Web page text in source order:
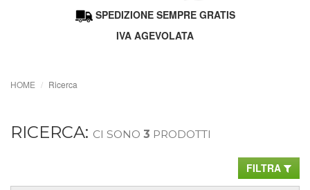
SPEDIZIONE SEMPRE GRATIS
IVA AGEVOLATA
HOME Ricerca
RICERCA: CI SONO 3 PRODOTTI
FILTRA